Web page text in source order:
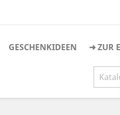
GESCHENKIDEEN ➜ ZUR